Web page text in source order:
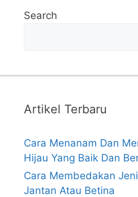
Search
Artikel Terbaru
Cara Menanam Dan
Hijau Yang Baik Dan
Cara Membedakan
Jantan Atau Betina